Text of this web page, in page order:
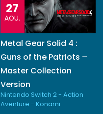
27
AOU.
Metal Gear Solid 4 :
Guns of the Patriots –
Master Collection
Version
Nintendo Switch 2 - Action
Aventure - Konami